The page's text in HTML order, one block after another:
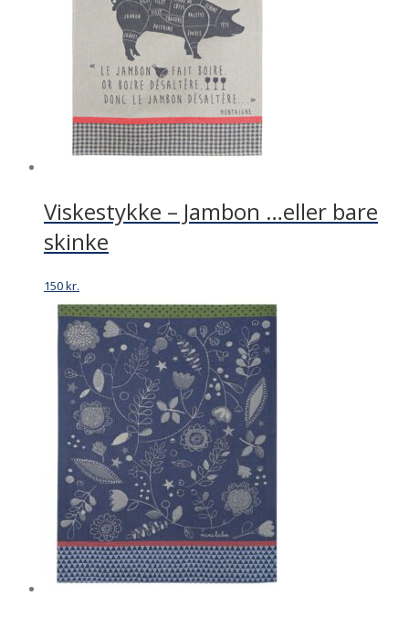
Viskestykke – Jambon …eller bare
skinke
150kr.